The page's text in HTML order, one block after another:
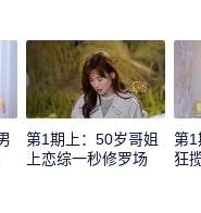
第1期上：50岁哥姐
上恋综一秒修罗场
第1
狂